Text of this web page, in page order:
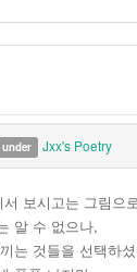
Jxx's Poetry
보시고는 그림으
알 수 없으나,
는 것들을 선택하